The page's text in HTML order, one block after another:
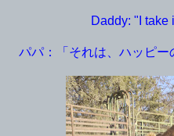
Daddy: "I take
パパ：「それは、ハッピー